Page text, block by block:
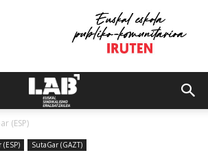
(ESP)
SutaGar (GAZT)